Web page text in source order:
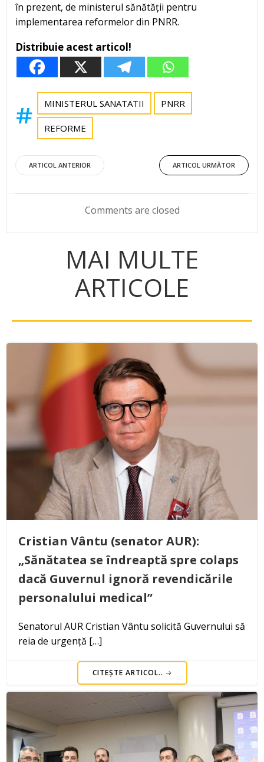
în prezent, de ministerul sănătății pentru
implementarea reformelor din PNRR.
Distribuie acest articol!
MINISTERUL SANATATII PNRR
REFORME
Post
navigation
ARTICOL ANTERIOR
Post
navigation
ARTICOL URMĂTOR
Comments are closed
MAI MULTE
ARTICOLE
Cristian Vântu (senator AUR):
„Sănătatea se îndreaptă spre colaps
dacă Guvernul ignoră revendicările
personalului medical”
Senatorul AUR Cristian Vântu solicită Guvernului să
reia de urgență […]
CITEȘTE ARTICOL..